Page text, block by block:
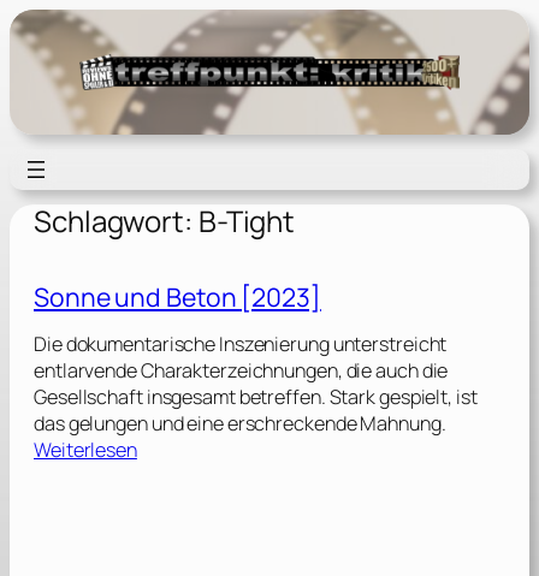
Zum
Inhalt
springen
Schlagwort: B-Tight
Sonne und Beton [2023]
Die dokumentarische Inszenierung unterstreicht
entlarvende Charakterzeichnungen, die auch die
Gesellschaft insgesamt betreffen. Stark gespielt, ist
das gelungen und eine erschreckende Mahnung.
Weiterlesen: